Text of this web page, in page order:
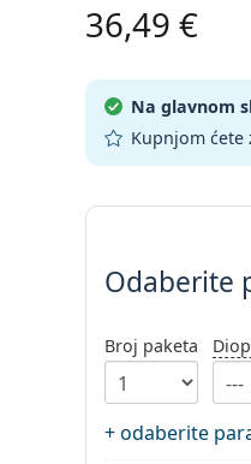
36,49 €
Na glavnom
Kupnjom ćete
Odaberite
Odaberite
Broj paketa
+ odaberite